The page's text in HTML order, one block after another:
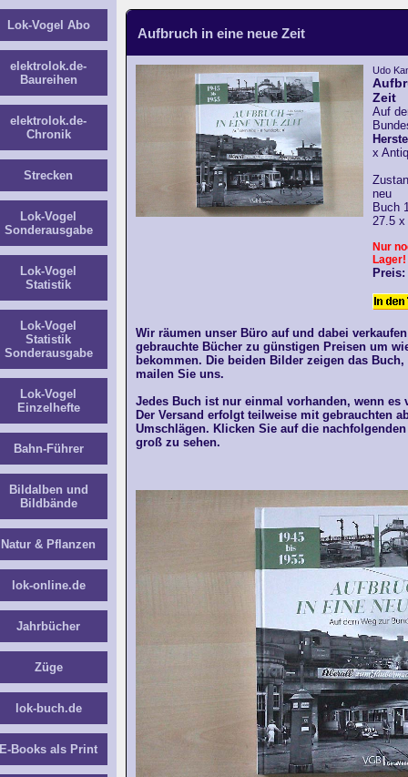
Aufbruch in eine neue Zeit
Wir räumen unser Büro auf und dabei
gebrauchte Bücher zu günstigen Preisen um
bekommen. Die beiden Bilder zeigen das Buch,
mailen Sie uns.
Jedes Buch ist nur einmal vorhanden, wenn es
Der Versand erfolgt teilweise mit gebrauchten
Umschlägen. Klicken Sie auf die
groß zu sehen.
Udo
Zeit
Auf
x
neu
Buch
27.5
Nur
Lager!
Lok-Vogel Abo
elektrolok.de-
Baureihen
elektrolok.de-
Chronik
Strecken
Lok-Vogel
Sonderausgabe
Lok-Vogel
Statistik
Lok-Vogel
Statistik
Sonderausgabe
Lok-Vogel
Einzelhefte
Bahn-Führer
Bildalben und
Bildbände
Natur & Pflanzen
lok-online.de
Jahrbücher
Züge
lok-buch.de
E-Books als Print